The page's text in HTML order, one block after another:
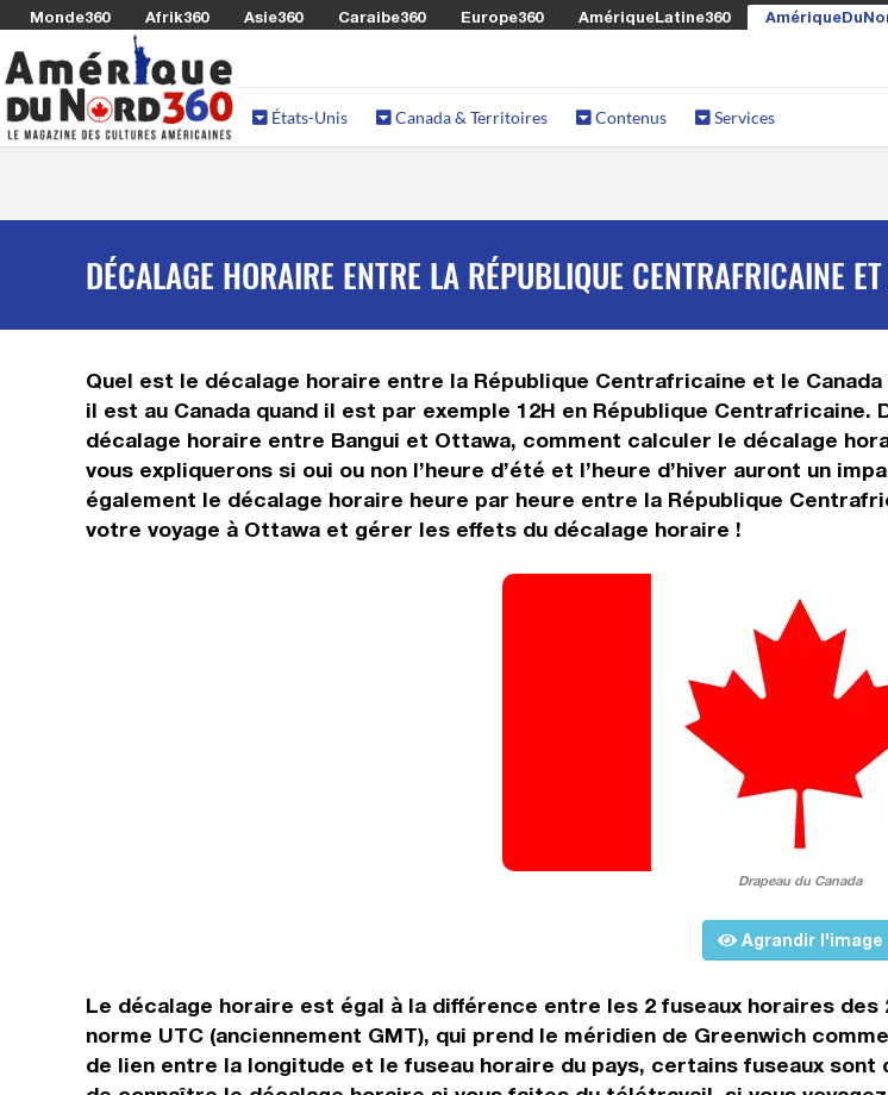
Monde360 Afrik360 Asie360 Caraibe360 Europe360 AmériqueLatine360
États-Unis Canada & Territoires Contenus Services
DÉCALAGE HORAIRE ENTRE LA RÉPUBLIQUE CENTRAFRICAINE
Quel est le décalage horaire entre la République Centrafricaine et le
il est au Canada quand il est par exemple 12H en République
décalage horaire entre Bangui et Ottawa, comment calculer le décalage
vous expliquerons si oui ou non l’heure d’été et l’heure d’hiver auront un
également le décalage horaire heure par heure entre la République
votre voyage à Ottawa et gérer les effets du décalage horaire !
Drapeau du Canada
Agrandir l'image
Le décalage horaire est égal à la différence entre les 2 fuseaux horaires
norme UTC (anciennement GMT), qui prend le méridien de Greenwich
de lien entre la longitude et le fuseau horaire du pays, certains fuseaux